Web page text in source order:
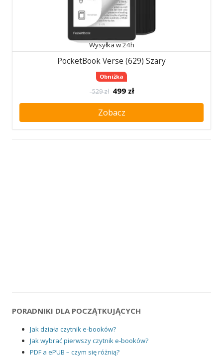
Wysyłka w 24h
PocketBook Verse (629) Szary
Obniżka
529 zł 499 zł
Zobacz
PORADNIKI DLA POCZĄTKUJĄCYCH
Jak działa czytnik e-booków?
Jak wybrać pierwszy czytnik e-booków?
PDF a ePUB – czym się różnią?